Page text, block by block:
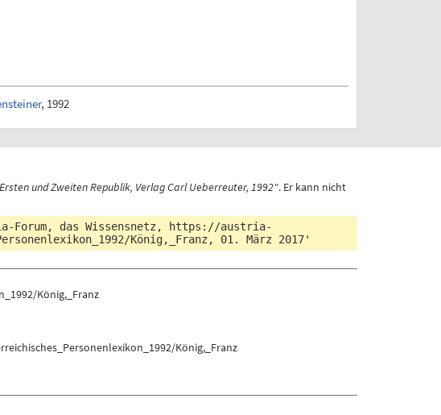
, 1992
und Zweiten Republik, Verlag Carl Ueberreuter, 1992". Er kann nicht
das Wissensnetz,
https://austria-
König,_Franz , 01. März 2017'
König,_Franz
König,_Franz